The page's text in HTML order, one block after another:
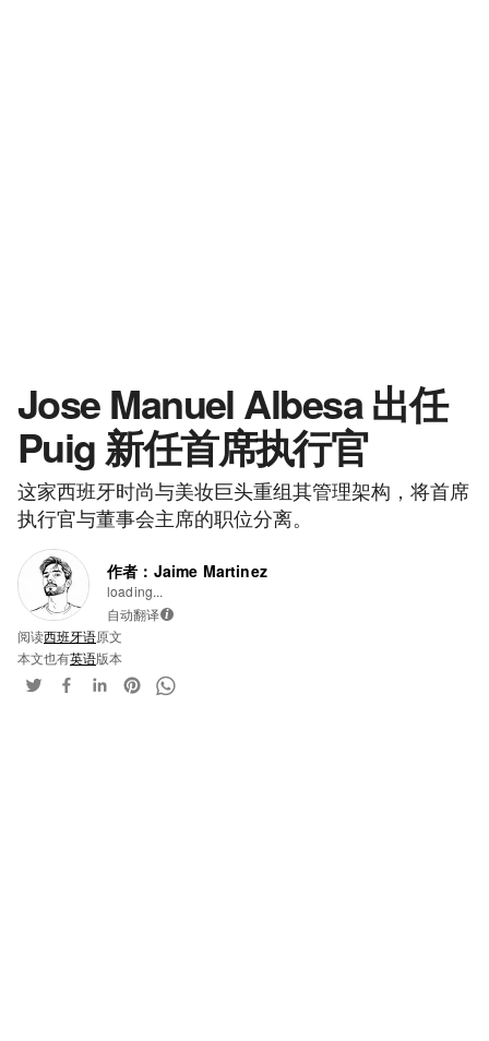
Jose Manuel Albesa 出任
Puig 新任首席执行官
这家西班牙时尚与美妆巨头重组其管理架构，将首席
执行官与董事会主席的职位分离。
作者：Jaime Martinez
loading...
自动翻译 i
阅读西班牙语原文
本文也有英语版本